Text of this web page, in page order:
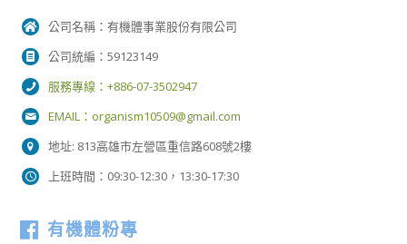
公司名稱：有機體事業股份有限公司
公司統編：59123149
服務專線：+886-07-3502947
EMAIL： organism10509@gmail.com
地址: 813高雄市左營區重信路608號2樓
上班時間：09:30-12:30，13:30-17:30
有機體粉專